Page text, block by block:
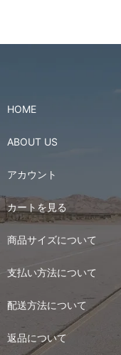
HOME
ABOUT US
アカウント
カートを見る
商品サイズについて
支払い方法について
配送方法について
返品について